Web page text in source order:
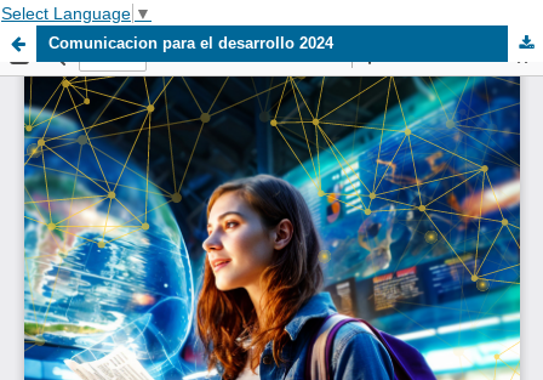
Select Language ▼
Comunicacion para el desarrollo 2024